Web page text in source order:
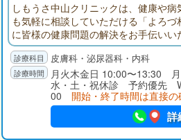
しもうさ中山クリニックは、健康や
も気軽に相談していただける「よろ
に皆様の健康問題の解決をお手伝いい
ご年配の方まで、当「健康よろづ相
お薬や検査結果のことなど、相談しに
皮膚科・泌尿器科・内科
月火木金日 10:00〜13:30
水・土・祝休診 予約優先
00 開始・終了時間は直接
詳